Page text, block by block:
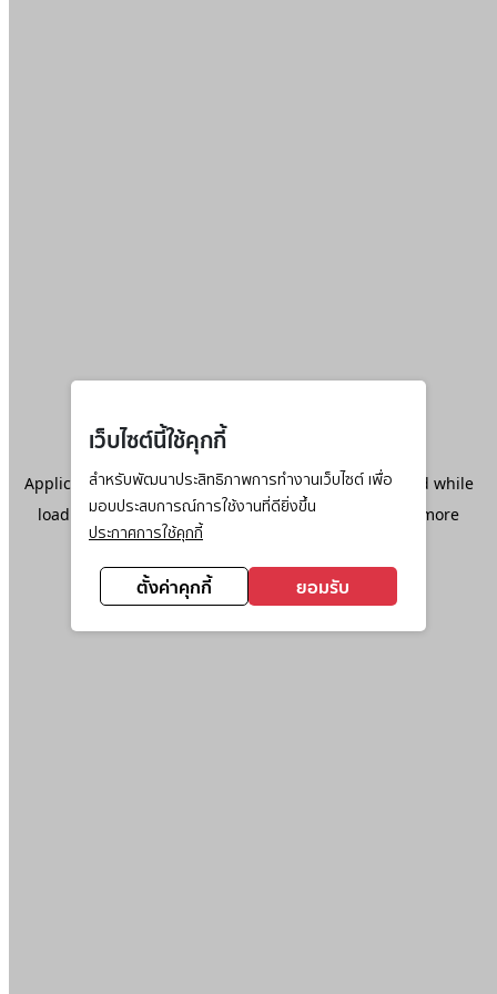
เว็บไซต์นี้ใช้คุกกี้
สำหรับพัฒนาประสิทธิภาพการทำงานเว็บไซต์ เพื่อ
มอบประสบการณ์การใช้งานที่ดียิ่งขึ้น
ประกาศการใช้คุกกี้
ตั้งค่าคุกกี้ ยอมรับ
Application error: aclient-side exception has occurred while
loadingwww.ktc.co.th(see the browser console
for more
information).